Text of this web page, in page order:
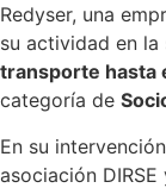
Redyser, una
su actividad en la
transporte hasta
categoría de
En su
asociación